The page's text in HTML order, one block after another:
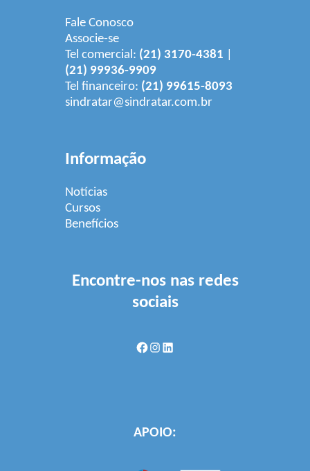
Fale Conosco
Associe-se
Tel comercial: (21) 3170-4381
(21) 99936-9909
Tel financeiro: (21) 99615-8093
sindratar@sindratar.com.br
Informação
Notícias
Cursos
Benefícios
Encontre-nos nas redes
sociais
Facebook
Instagram
LinkedIn
APOIO: